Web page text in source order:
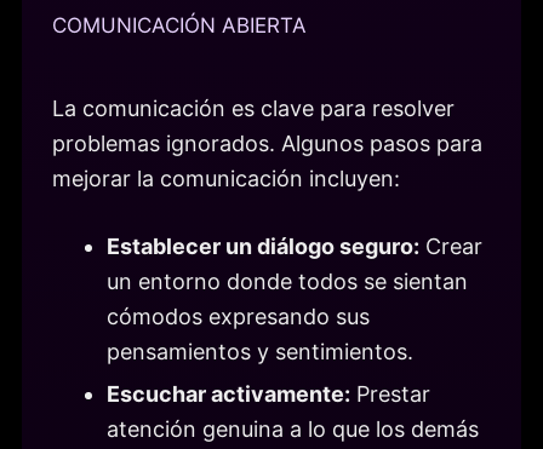
COMUNICACIÓN ABIERTA
La comunicación es clave para resolver
problemas ignorados. Algunos pasos para
mejorar la comunicación incluyen:
Establecer un diálogo seguro: Crear
un entorno donde todos se sientan
cómodos expresando sus
pensamientos y sentimientos.
Escuchar activamente: Prestar
atención genuina a lo que los demás